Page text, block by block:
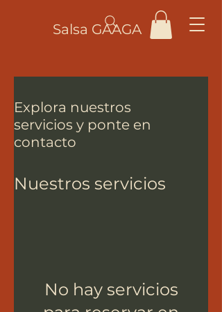
Salsa GAAGA
Explora nuestros
servicios y ponte en
contacto
Nuestros servicios
No hay servicios